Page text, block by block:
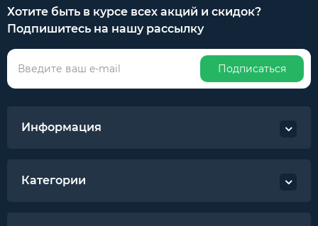
Хотите быть в курсе всех акций и скидок?
Подпишитесь на нашу рассылку
Подписаться
Информация
Категории